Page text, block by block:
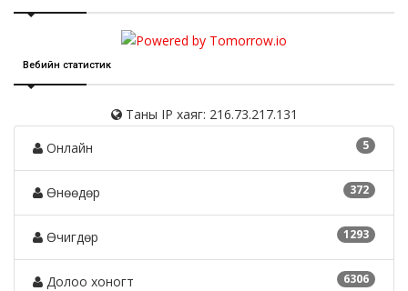
Вебийн статистик
Таны IP хаяг: 216.73.217.131
5
Онлайн
372
Өнөөдөр
1293
Өчигдөр
6306
Долоо хоногт